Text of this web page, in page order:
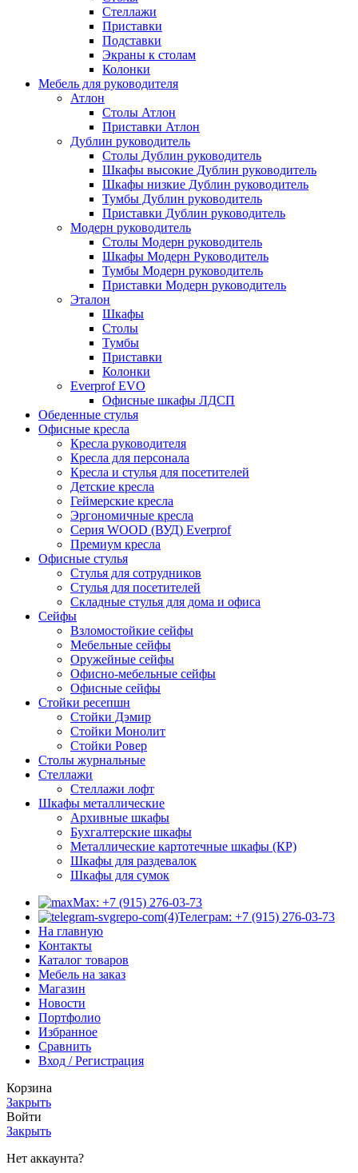
Стеллажи
Приставки
Подставки
Экраны к столам
Колонки
Мебель для руководителя
Атлон
Столы Атлон
Приставки Атлон
Дублин руководитель
Столы Дублин руководитель
Шкафы высокие Дублин руководитель
Шкафы низкие Дублин руководитель
Тумбы Дублин руководитель
Приставки Дублин руководитель
Модерн руководитель
Столы Модерн руководитель
Шкафы Модерн Руководитель
Тумбы Модерн руководитель
Приставки Модерн руководитель
Эталон
Шкафы
Столы
Тумбы
Приставки
Колонки
Everprof EVO
Офисные шкафы ЛДСП
Обеденные стулья
Офисные кресла
Кресла руководителя
Кресла для персонала
Кресла и стулья для посетителей
Детские кресла
Геймерские кресла
Эргономичные кресла
Серия WOOD (ВУД) Everprof
Премиум кресла
Офисные стулья
Стулья для сотрудников
Стулья для посетителей
Складные стулья для дома и офиса
Сейфы
Взломостойкие сейфы
Мебельные сейфы
Оружейные сейфы
Офисно-мебельные сейфы
Офисные сейфы
Стойки ресепшн
Стойки Дэмир
Стойки Монолит
Стойки Ровер
Столы журнальные
Стеллажи
Стеллажи лофт
Шкафы металлические
Архивные шкафы
Бухгалтерские шкафы
Металлические картотечные шкафы (КР)
Шкафы для раздевалок
Шкафы для сумок
Max: +7 (915) 276-03-73
Телеграм: +7 (915) 276-03-73
На главную
Контакты
Каталог товаров
Мебель на заказ
Магазин
Новости
Портфолио
Избранное
Сравнить
Вход / Регистрация
Корзина
Закрыть
Войти
Закрыть
Нет аккаунта?